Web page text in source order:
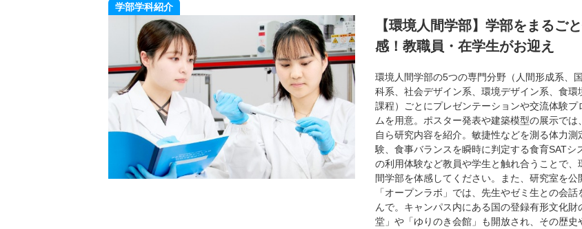
学部学科紹介
【環境人間学部】学部をまるご
感！教職員・在学生がお迎え
環境人間学部の5つの専門分野（人間形成系、
科系、社会デザイン系、環境デザイン系、食環
課程）ごとにプレゼンテーションや交流体験プ
ムを用意。ポスター発表や建築模型の展示では
自ら研究内容を紹介。敏捷性などを測る体力測
験、食事バランスを瞬時に判定する食育SATシ
の利用体験など教員や学生と触れ合うことで、
間学部を体感してください。また、研究室を公
「オープンラボ」では、先生やゼミ生との会話
んで。キャンパス内にある国の登録有形文化財
堂」や「ゆりのき会館」も開放され、その歴史